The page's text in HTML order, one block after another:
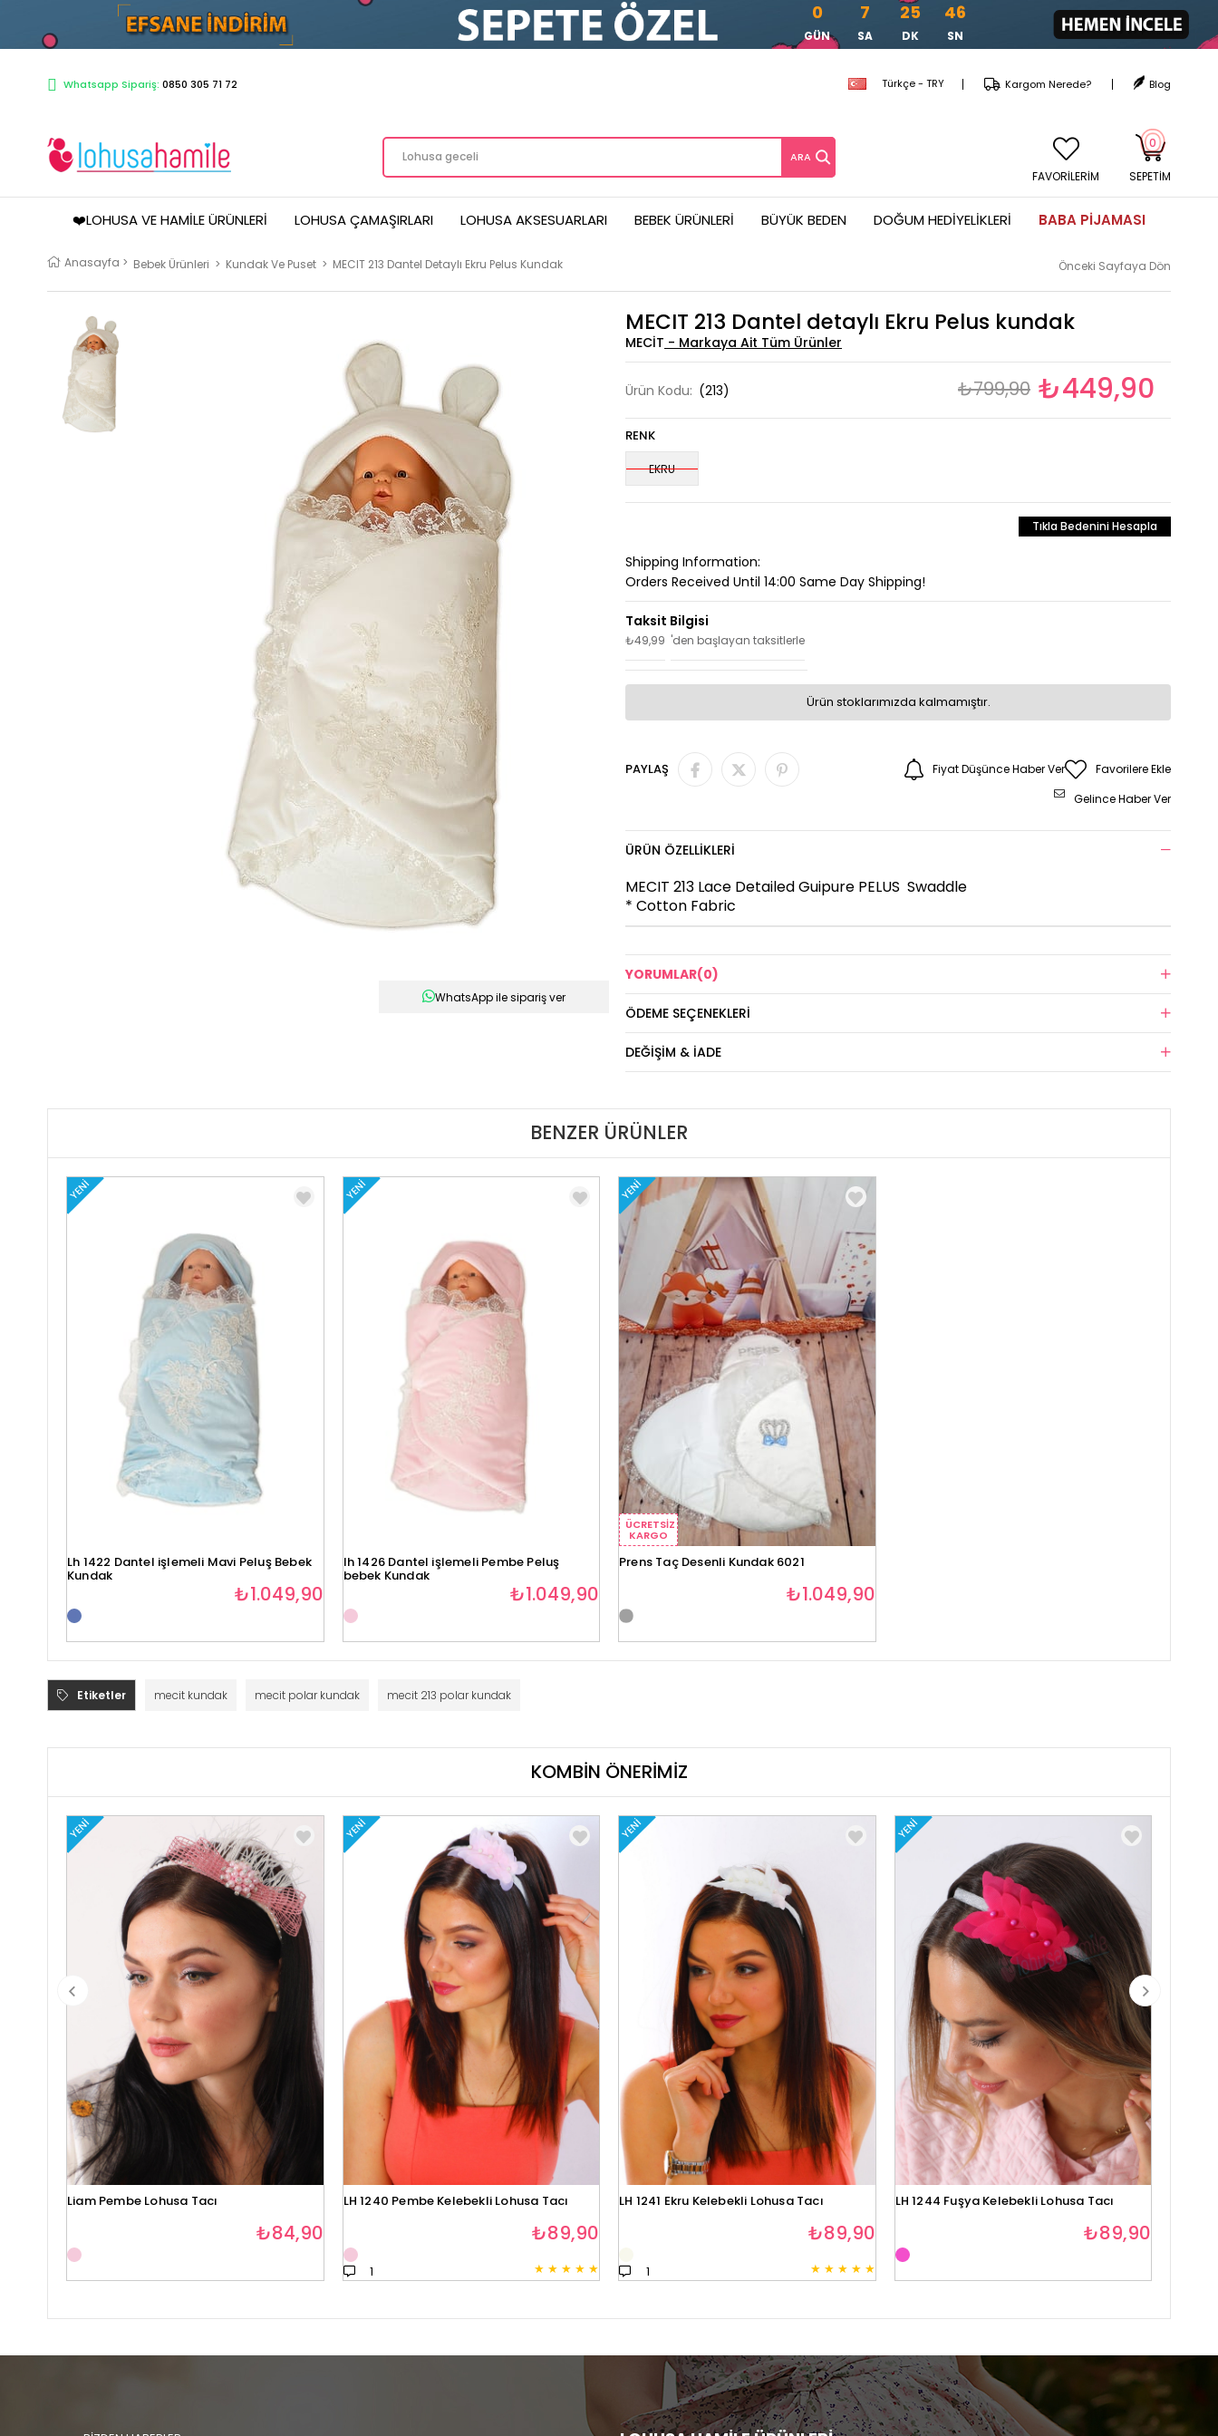
0
GÜN
7
SA
25
DK
45
SN
Whatsapp Sipariş: 0850 305 71 72 Türkçe - TRY Blog
Kargom Nerede?
SEPETIM
0
FAVORİLERİM
❤️LOHUSA VE HAMILE ÜRÜNLERI LOHUSA ÇAMAŞIRLARI LOHUSA AKSESUARLARI BEBEK ÜRÜNLERI BÜYÜK BEDEN DOĞUM HEDIYELIKLERI BABA PIJAMASI
Anasayfa > Bebek Ürünleri > Kundak Ve Puset > MECIT 213 Dantel Detaylı Ekru Pelus Kundak Önceki Sayfaya Dön
WhatsApp ile sipariş ver
MECIT 213 Dantel detaylı Ekru Pelus kundak
MECIT
Ürün Kodu: (213) ₺799,90 ₺449,90
RENK
EKRU
Tıkla Bedenini Hesapla
Shipping Information:
Orders Received Until 14:00 Same Day Shipping!
₺49,99 'den başlayan taksitlerle
Ürün stoklarımızda kalmamıştır.
PAYLAŞ Favorilere Ekle
Fiyat Düşünce Haber Ver
Gelince Haber Ver
ÜRÜN ÖZELLIKLERI
MECIT 213 Lace Detailed Guipure PELUS Swaddle
* Cotton Fabric
YORUMLAR(0)
ÖDEME SEÇENEKLERI
DEĞIŞIM & İADE
BENZER ÜRÜNLER
YENI
Lh 1422 Dantel işlemeli Mavi Peluş Bebek
Kundak
₺1.049,90
YENI
lh 1426 Dantel işlemeli Pembe Peluş
bebek Kundak
₺1.049,90
ÜCRETSIZ
KARGO
YENI
Prens Taç Desenli Kundak 6021
₺1.049,90
Etiketler mecit kundak mecit polar kundak mecit 213 polar kundak
KOMBİN ÖNERİMİZ
YENI
Liam Pembe Lohusa Tacı
₺84,90
YENI
LH 1240 Pembe Kelebekli Lohusa Tacı
★ ★ ★ ★ ★
1
₺89,90
YENI
LH 1241 Ekru Kelebekli Lohusa Tacı
★ ★ ★ ★ ★
1
₺89,90
YENI
LH 1244 Fuşya Kelebekli Lohusa Tacı
₺89,90